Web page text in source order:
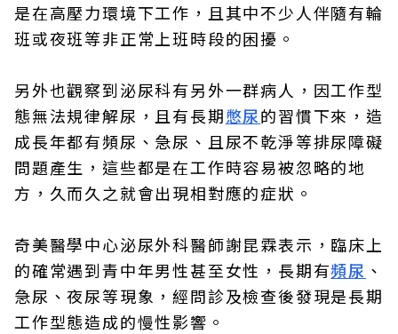
是在高壓力環境下工作，且其中不少人伴隨有輪
班或夜班等非正常上班時段的困擾。
另外也觀察到泌尿科有另外一群病人，因工作型
態無法規律解尿，且有長期憋尿的習慣下來，造
成長年都有頻尿、急尿、且尿不乾淨等排尿障礙
問題產生，這些都是在工作時容易被忽略的地
方，久而久之就會出現相對應的症狀。
奇美醫學中心泌尿外科醫師謝昆霖表示，臨床上
的確常遇到青中年男性甚至女性，長期有頻尿 、
急尿、夜尿等現象，經問診及檢查後發現是長期
工作型態造成的慢性影響。